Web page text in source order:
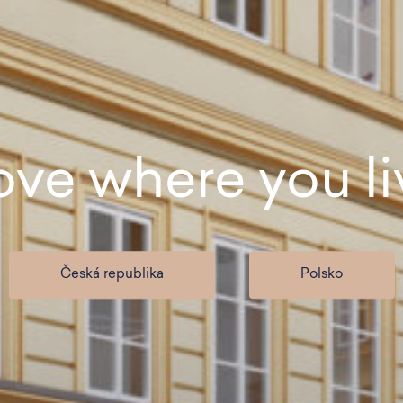
where you
Česká republika Polsko